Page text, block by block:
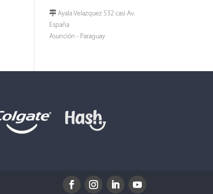
Ayala Velazquez 532 casi Av.
España
Asunción - Paraguay